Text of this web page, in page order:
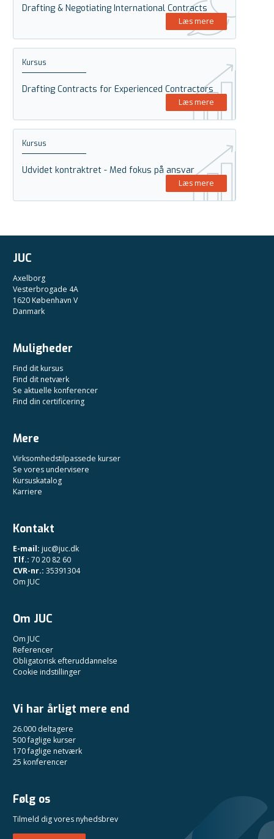
Drafting & Negotiating International Contracts
Læs mere
Kursus
Drafting Contracts for Experienced Contractors
Læs mere
Kursus
Udvidet kontraktret - Med fokus på ansvar
Læs mere
JUC
Axelborg
Vesterbrogade 4A
1620 København V
Danmark
Muligheder
Find dit kursus
Find dit netværk
Se aktuelle konferencer
Find din certificering
Mere
Virksomhedstilpassede kurser
Se vores undervisere
Kursuskatalog
Karriere
Kontakt
E-mail: juc@juc.dk
Tlf.: 70 20 82 60
CVR-nr.: 35391304
Om JUC
Om JUC
Om JUC
Referencer
Obligatorisk efteruddannelse
Cookie indstillinger
Vi har årligt mere end
26.000 deltagere
500 faglige kurser
170 faglige netværk
25 konferencer
Følg os
Tilmeld dig vores nyhedsbrev